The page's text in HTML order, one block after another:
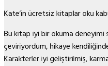
Kate’in ücretsiz kitaplar oku
Bu kitap iyi bir okuma deneyimi
çeviriyordum, hikaye
Karakterler iyi geliştirilmiş,